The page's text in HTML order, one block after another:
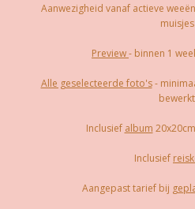
Aanwezigheid vanaf actieve
muisjes
Preview- binnen 1
Alle geselecteerde foto's-
bewerkt
Inclusief album
Inclusief
Aangepast tarief bij